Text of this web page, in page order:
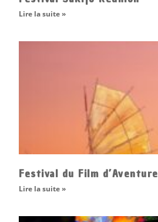
Lire la suite »
Festival du Film d’Aventure
Lire la suite »